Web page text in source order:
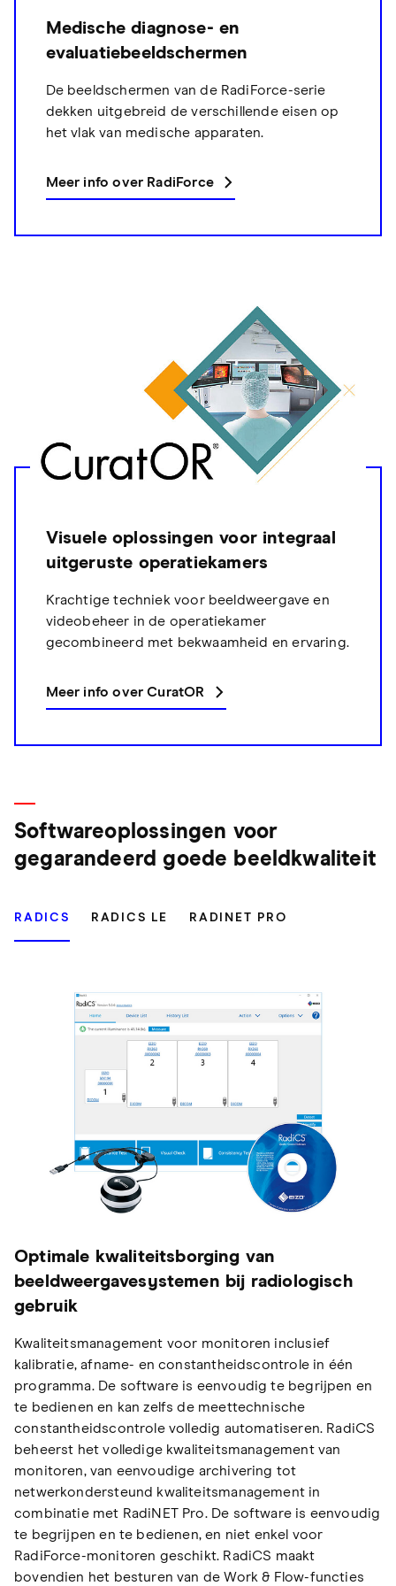
Medische diagnose- en
evaluatiebeeldschermen
De beeldschermen van de RadiForce-serie
dekken uitgebreid de verschillende eisen op
het vlak van medische apparaten.
Meer info over RadiForce
Visuele oplossingen voor integraal
uitgeruste operatiekamers
Krachtige techniek voor beeldweergave en
videobeheer in de operatiekamer
gecombineerd met bekwaamheid en ervaring.
Meer info over CuratOR
Softwareoplossingen voor
gegarandeerd goede beeldkwaliteit
RADICS RADICS LE RADINET PRO
Optimale kwaliteitsborging van
beeldweergavesystemen bij radiologisch
gebruik
Kwaliteitsmanagement voor monitoren inclusief
kalibratie, afname- en constantheidscontrole in één
programma. De software is eenvoudig te begrijpen en
te bedienen en kan zelfs de meettechnische
constantheidscontrole volledig automatiseren. RadiCS
beheerst het volledige kwaliteitsmanagement van
monitoren, van eenvoudige archivering tot
netwerkondersteund kwaliteitsmanagement in
combinatie met RadiNET Pro. De software is eenvoudig
te begrijpen en te bedienen, en niet enkel voor
RadiForce-monitoren geschikt. RadiCS maakt
bovendien het besturen van de Work & Flow-functies